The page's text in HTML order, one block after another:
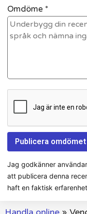
Omdöme *
Jag godkänner
att publicera denna
haft en faktisk